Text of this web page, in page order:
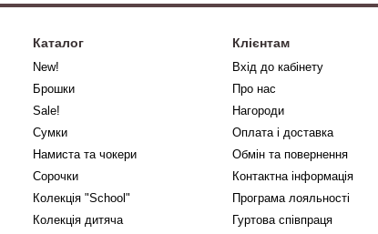
Каталог
New!
Брошки
Sale!
Сумки
Намиста та чокери
Сорочки
Колекція "School"
Колекція дитяча
Клієнтам
Вхід до кабінету
Про нас
Нагороди
Оплата і доставка
Обмін та повернення
Контактна інформація
Програма лояльності
Гуртова співпраця